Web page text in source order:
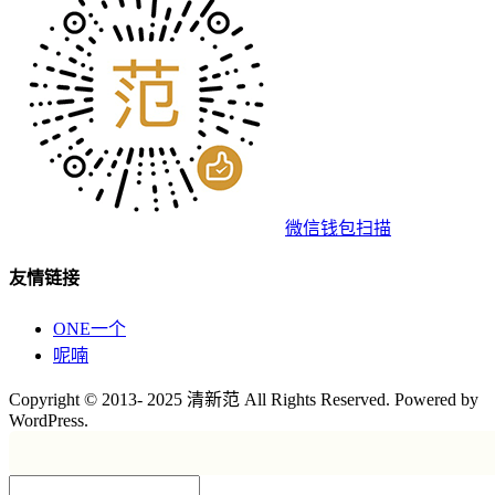
微信钱包扫描
友情链接
ONE一个
呢喃
Copyright © 2013- 2025 清新范 All Rights Reserved. Powered by
WordPress.